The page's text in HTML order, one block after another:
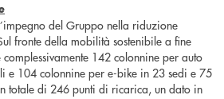
del Gruppo nella riduzione
fronte della mobilità sostenibile a fine
142 colonnine per auto
e 104 colonnine per e-bike in 23 sedi e 75
totale di 246 punti di ricarica, un dato in